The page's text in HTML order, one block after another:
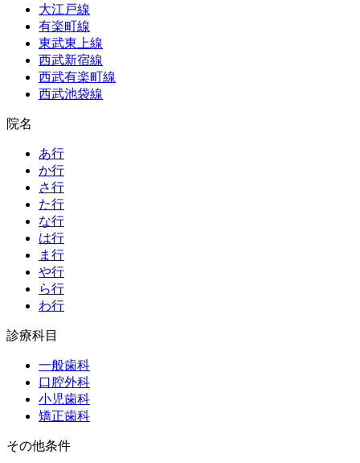
大江戸線
有楽町線
東武東上線
西武新宿線
西武有楽町線
西武池袋線
院名
あ行
か行
さ行
た行
な行
は行
ま行
や行
ら行
わ行
診療科目
一般歯科
口腔外科
小児歯科
矯正歯科
その他条件